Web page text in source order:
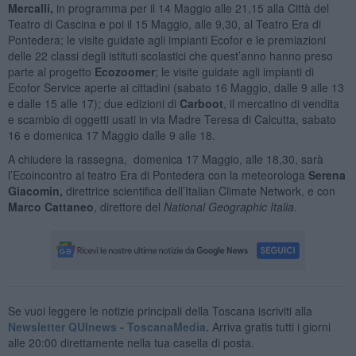
Mercalli, in programma per il 14 Maggio alle 21,15 alla Città del
Teatro di Cascina e poi il 15 Maggio, alle 9,30, al Teatro Era di
Pontedera; le visite guidate agli impianti Ecofor e le premiazioni
delle 22 classi degli istituti scolastici che quest’anno hanno preso
parte al progetto Ecozoomer; le visite guidate agli impianti di
Ecofor Service aperte ai cittadini (sabato 16 Maggio, dalle 9 alle 13
e dalle 15 alle 17); due edizioni di Carboot , il mercatino di vendita
e scambio di oggetti usati in via Madre Teresa di Calcutta, sabato
16 e domenica 17 Maggio dalle 9 alle 18.
A chiudere la rassegna, domenica 17 Maggio, alle 18,30, sarà
l’Ecoincontro al teatro Era di Pontedera con la meteorologa Serena
Giacomin, direttrice scientifica dell’Italian Climate Network, e con
Marco Cattaneo , direttore del National Geographic Italia.
Se vuoi leggere le notizie principali della Toscana iscriviti alla
Newsletter QUInews - ToscanaMedia. Arriva gratis tutti i giorni
alle 20:00 direttamente nella tua casella di posta.